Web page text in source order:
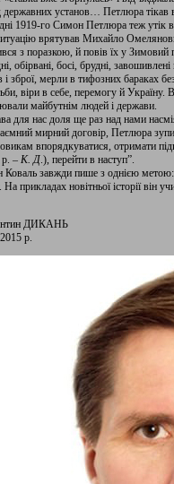
державних установ… Петлюра тікав
1919-го Симон Петлюра теж утік
врятував Михайло
з поразкою, й повів їх у
обірвані, босі, брудні,
і зброї, мерли в тифозних бараках
віри в себе, перемогу й
майбутнім людей і держави.
для нас доля ще раз над нами
мирний договір, Петлюра
впорядкуватися, отримати
– К. Д.), перейти в наступ”.
Коваль завжди пише з однією метою:
На прикладах новітньої історії він
ДИКАНЬ
р.